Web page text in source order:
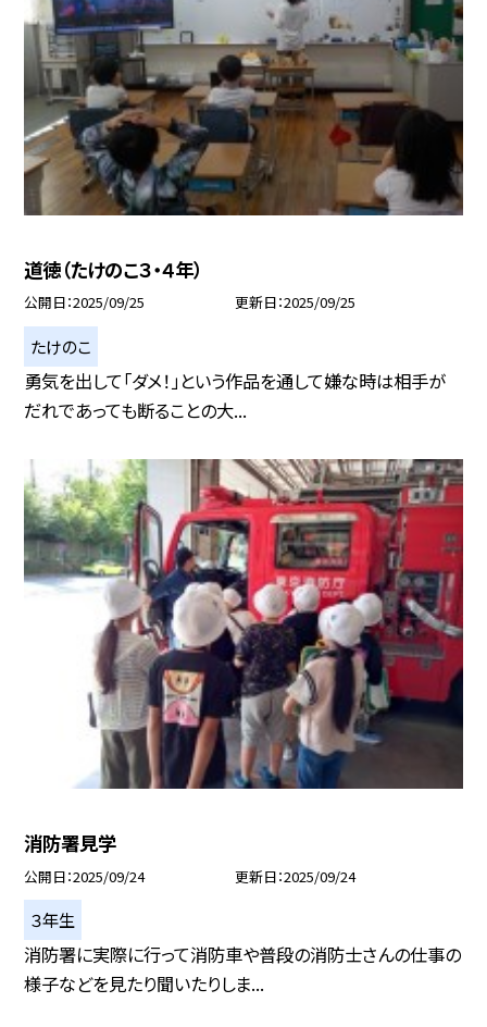
道徳（たけのこ３・４年）
公開日 2025/09/25 更新日 2025/09/25
たけのこ
勇気を出して「ダメ！」という作品を通して嫌な時は相手が
だれであっても断ることの大...
消防署見学
公開日 2025/09/24 更新日 2025/09/24
３年生
消防署に実際に行って消防車や普段の消防士さんの仕事の
様子などを見たり聞いたりしま...